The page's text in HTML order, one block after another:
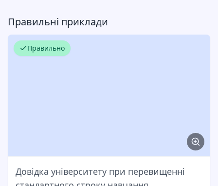
Правильні приклади
Правильно
Довідка університету при перевищенні